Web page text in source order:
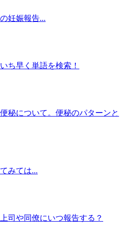
妊娠報告...
ち早く単語を検索！
秘について。便秘のパターンと
みては...
司や同僚にいつ報告する？